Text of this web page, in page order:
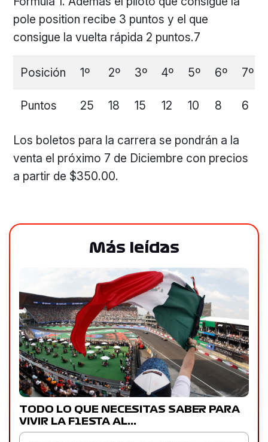
pole position recibe 3 puntos y el que
consigue la vuelta rápida 2 puntos.7
Posición 1º 2º 3º 4º 5º 6º 7º
Puntos 25 18 15 12 10 8 6
Los boletos para la carrera se pondrán a la
venta el próximo 7 de Diciembre con precios
a partir de $350.00.
Más leídas
TODO LO QUE NECESITAS SABER PARA
VIVIR LA F1ESTA AL…